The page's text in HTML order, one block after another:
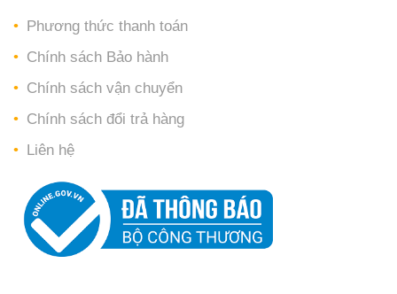
Phương thức thanh toán
Chính sách Bảo hành
Chính sách vận chuyển
Chính sách đổi trả hàng
Liên hệ